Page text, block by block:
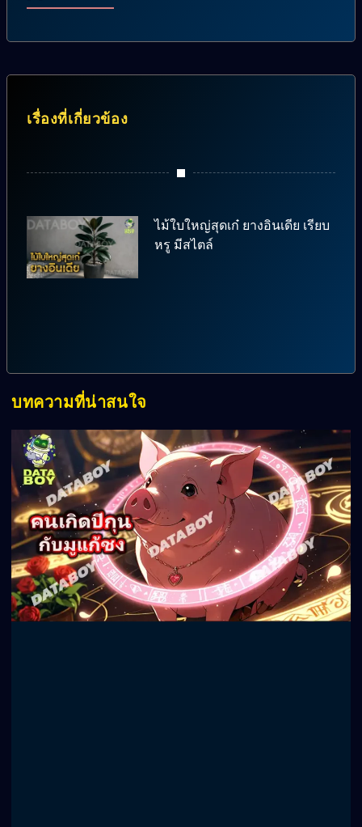
เรื่องที่เกี่ยวข้อง
ไม้ใบใหญ่สุดเก๋ ยางอินเดีย เรียบ
หรู มีสไตล์
บทความที่น่าสนใจ